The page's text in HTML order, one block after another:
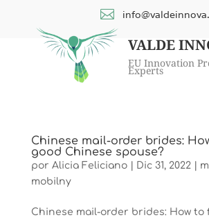
VALDE
EU Innovation
Experts

Chinese mail-order brides:
good Chinese spouse?
por Alicia Feliciano| Dic 31, 2022|
mobilny
Chinese mail-order brides: How to